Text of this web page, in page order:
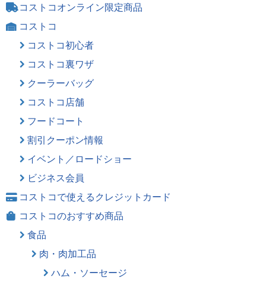
コストコオンライン限定商品
コストコ
コストコ初心者
コストコ裏ワザ
クーラーバッグ
コストコ店舗
フードコート
割引クーポン情報
イベント／ロードショー
ビジネス会員
コストコで使えるクレジットカード
コストコのおすすめ商品
食品
肉・肉加工品
ハム・ソーセージ